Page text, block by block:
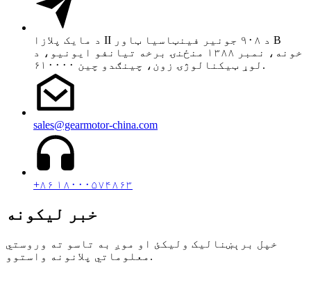
د مایک پلازا II د ۹۰۸ جونیر فینټاسیا ټاور B
خونه، نمبر ۱۳۸۸ منځنۍ برخه تیانفو ایونیو، د
لوړ ټیکنالوژۍ زون، چینګدو چین ۶۱۰۰۰۰.
sales@gearmotor-china.com
+۸۶ ۱۸۰۰۰۵۷۴۸۶۳
خبر لیکونه
خپل برېښنالیک ولیکئ او موږ به تاسو ته وروستي
معلوماتي پلانونه واستوو.